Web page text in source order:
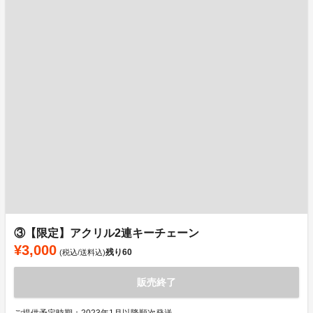
③【限定】アクリル2連キーチェーン
¥3,000 (税込/送料込)残り60
販売終了